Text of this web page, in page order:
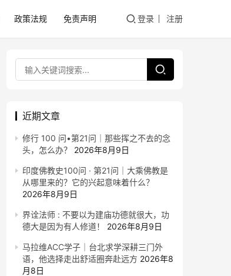
政策法规 免责声明 登录 注册
近期文章
修行 100 问•第21问｜那些挥之不去的念
头，怎么办？
2026年8月9日
印度佛教史100问 · 第21问｜大乘佛教是
从哪里来的？它的兴起意味着什么？
2026年8月9日
界诠法师 : 不要以为建庙功德就很大，功
德大是因为有人修道！
2026年8月9日
马拉维ACC学子｜台北求学深耕三门外
语，他选择走出舒适圈奔赴远方 2026年8
月8日